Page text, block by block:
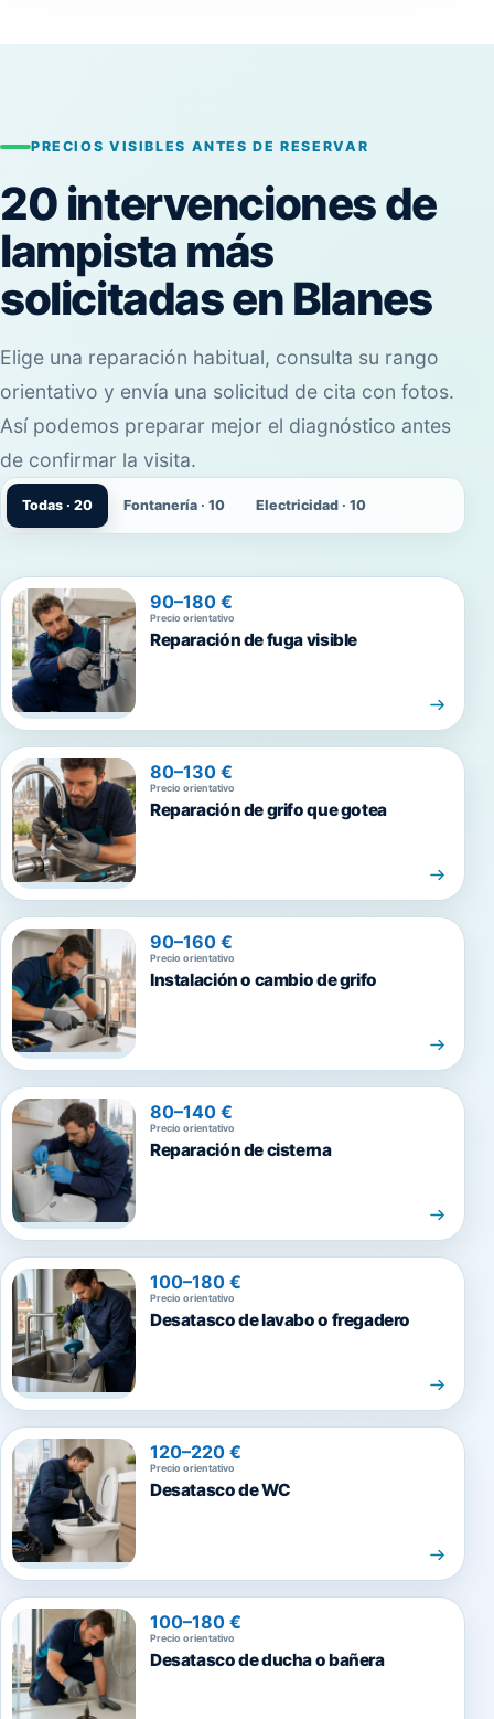
PRECIOS VISIBLES ANTES DE RESERVAR
20 intervenciones de
lampista más
solicitadas en Blanes
Elige una reparación habitual, consulta su rango
orientativo y envía una solicitud de cita con fotos.
Así podemos preparar mejor el diagnóstico antes
de confirmar la visita.
Todas · 20 Fontanería · 10 Electricidad · 10
90–180 €
Precio orientativo
Reparación de fuga visible
80–130 €
Precio orientativo
Reparación de grifo que gotea
90–160 €
Precio orientativo
Instalación o cambio de grifo
80–140 €
Precio orientativo
Reparación de cisterna
100–180 €
Precio orientativo
Desatasco de lavabo o fregadero
120–220 €
Precio orientativo
Desatasco de WC
100–180 €
Precio orientativo
Desatasco de ducha o bañera